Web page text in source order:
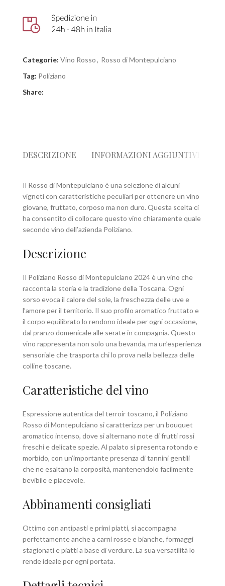
Categorie: Vino Rosso, Rosso di Montepulciano
Tag: Poliziano
Share:
DESCRIZIONE INFORMAZIONI AGGIUNTIVE
Il Rosso di Montepulciano è una selezione di alcuni
vigneti con caratteristiche peculiari per ottenere un vino
giovane, fruttato, corposo ma non duro. Questa scelta ci
ha consentito di collocare questo vino chiaramente quale
secondo vino dell’azienda Poliziano.
Descrizione
Il Poliziano Rosso di Montepulciano 2024 è un vino che
racconta la storia e la tradizione della Toscana. Ogni
sorso evoca il calore del sole, la freschezza delle uve e
l’amore per il territorio. Il suo profilo aromatico fruttato e
il corpo equilibrato lo rendono ideale per ogni occasione,
dal pranzo domenicale alle serate in compagnia. Questo
vino rappresenta non solo una bevanda, ma un’esperienza
sensoriale che trasporta chi lo prova nella bellezza delle
colline toscane.
Caratteristiche del vino
Espressione autentica del terroir toscano, il Poliziano
Rosso di Montepulciano si caratterizza per un bouquet
aromatico intenso, dove si alternano note di frutti rossi
freschi e delicate spezie. Al palato si presenta rotondo e
morbido, con un’importante presenza di tannini gentili
che ne esaltano la corposità, mantenendolo facilmente
bevibile e piacevole.
Abbinamenti consigliati
Ottimo con antipasti e primi piatti, si accompagna
perfettamente anche a carni rosse e bianche, formaggi
stagionati e piatti a base di verdure. La sua versatilità lo
rende ideale per ogni portata.